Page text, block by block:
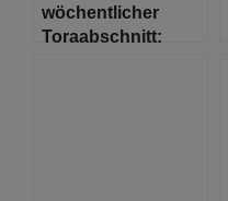
wöchentlicher
Toraabschnitt: